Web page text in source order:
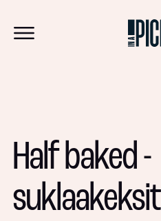
Half baked -
suklaakeksit